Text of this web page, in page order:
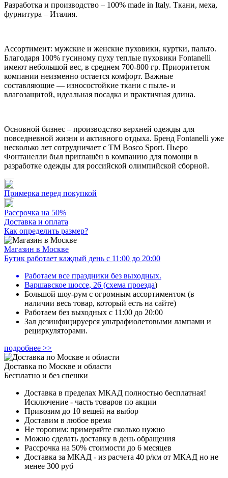
Разработка и производство – 100% made in Italy. Ткани, меха,
фурнитура – Италия.
Ассортимент: мужские и женские пуховики, куртки, пальто.
Благодаря 100% гусиному пуху теплые пуховики Fontanelli
имеют небольшой вес, в среднем 700-800 гр. Приоритетом
компании неизменно остается комфорт. Важные
составляющие — износостойкие ткани с пыле- и
влагозащитой, идеальная посадка и практичная длина.
Основной бизнес – производство верхней одежды для
повседневной жизни и активного отдыха. Бренд Fontanelli уже
несколько лет сотрудничает с ТМ Bosco Sport. Пьеро
Фонтанелли был приглашён в компанию для помощи в
разработке одежды для российской олимпийской сборной.
Примерка перед покупкой
Рассрочка на 50%
Доставка и оплата
Как определить размер?
Магазин в Москве
Бутик работает каждый день с 11:00 до 20:00
Работаем все праздники без выходных.
Варшавское шоссе, 26 (схема проезда)
Большой шоу-рум с огромным ассортиментом (в
наличии весь товар, который есть на сайте)
Работаем без выходных с 11:00 до 20:00
Зал дезинфицируерся ультрафиолетовыми лампами и
рециркуляторами.
подробнее >>
Доставка по Москве и области
Бесплатно и без спешки
Доставка в пределах МКАД полностью бесплатная!
Исключение - часть товаров по акции
Привозим до 10 вещей на выбор
Доставим в любое время
Не торопим: примеряйте сколько нужно
Можно сделать доставку в день обращения
Рассрочка на 50% стоимости до 6 месяцев
Доставка за МКАД - из расчета 40 р/км от МКАД но не
менее 300 руб